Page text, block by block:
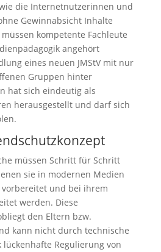
die Internetnutzerinnen und
Gewinnabsicht Inhalte
kompetente Fachleute
angehört
eines neuen JMStV mit nur
Gruppen hinter
hat sich eindeutig als
herausgestellt und darf sich
müssen Schritt für Schritt
sie in modernen Medien
und bei ihrem
werden. Diese
den Eltern bzw.
kann nicht durch technische
Regulierung von